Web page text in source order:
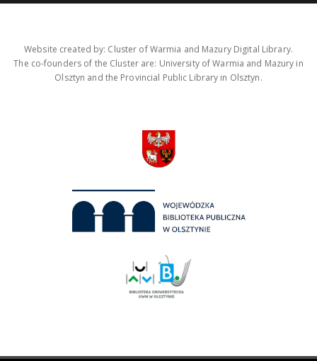
Website created by: Cluster of Warmia and Mazury Digital Library.
The co-founders of the Cluster are: University of Warmia and Mazury in
Olsztyn and the Provincial Public Library in Olsztyn.